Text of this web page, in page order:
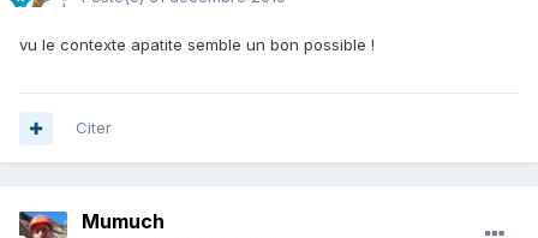
vu le contexte apatite semble un bon possible !
Citer
Mumuch